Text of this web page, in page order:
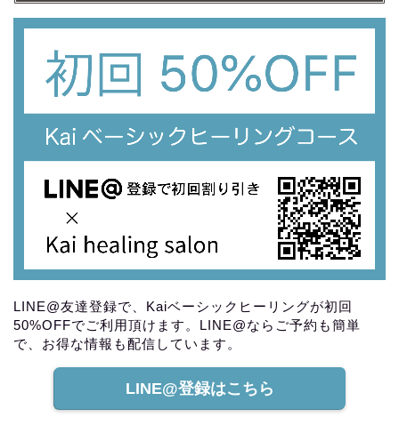
LINE@友達登録で、Kaiベーシックヒーリングが初回
50%OFFでご利用頂けます。LINE@ならご予約も簡単
で、お得な情報も配信しています。
LINE@登録はこちら